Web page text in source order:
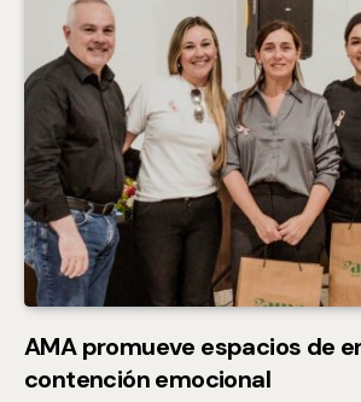
AMA promueve espacios de
contención emocional